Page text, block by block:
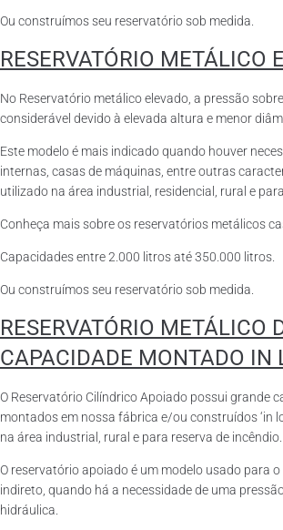
Ou construímos seu reservatório sob medida.
RESERVATÓRIO METÁLICO
No Reservatório metálico elevado, a pressão
considerável devido à elevada altura e menor
Este modelo é mais indicado quando houver
internas, casas de máquinas, entre outras
utilizado na área industrial, residencial, rural e
Conheça mais sobre os reservatórios metálicos
Capacidades entre 2.000 litros até 350.000 litros.
Ou construímos seu reservatório sob medida.
RESERVATÓRIO METÁLICO
CAPACIDADE MONTADO IN
O Reservatório Cilíndrico Apoiado possui grande
montados em nossa fábrica e/ou construídos ‘in
na área industrial, rural e para reserva de incêndio.
O reservatório apoiado é um modelo usado para
indireto, quando há a necessidade de uma
hidráulica.